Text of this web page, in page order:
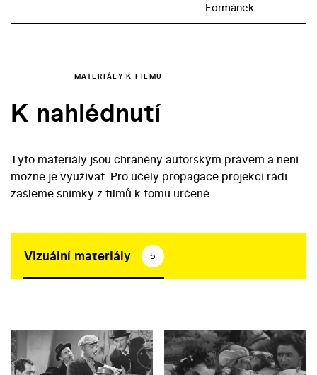
Formánek
MATERIÁLY K FILMU
K nahlédnutí
Tyto materiály jsou chráněny autorským právem a není
možné je využívat. Pro účely propagace projekcí rádi
zašleme snímky z filmů k tomu určené.
Vizuální materiály 5